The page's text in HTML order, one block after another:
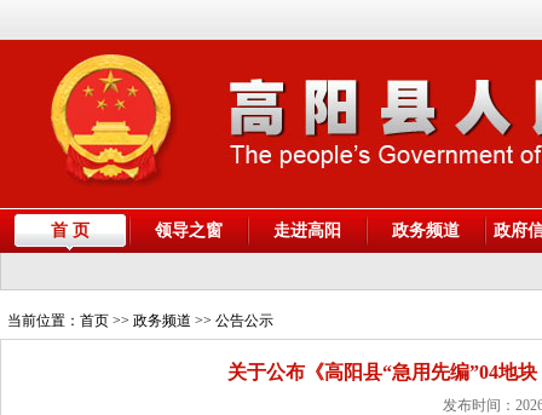
首 页 领导之窗 走进高阳 政务频道 政府
当前位置： 首页 >> 政务频道 >> 公告公示
关于公布《高阳县“急用先编”04地
发布时间：